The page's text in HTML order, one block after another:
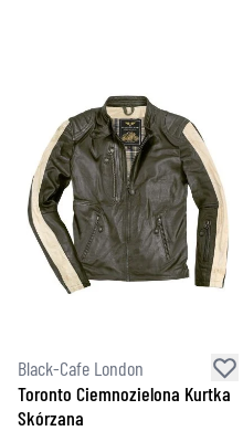
Black-Cafe London
Toronto Ciemnozielona Kurtka
Skórzana